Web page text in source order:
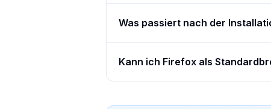
Was passiert nach der
Kann ich Firefox als